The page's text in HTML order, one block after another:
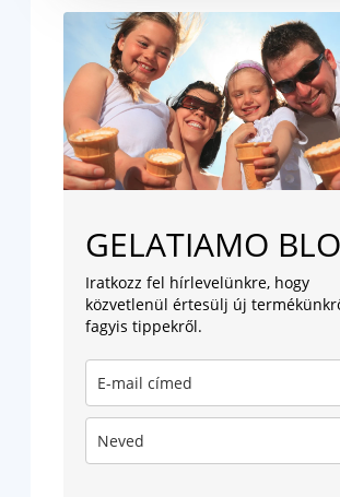
GELATIAMO
Iratkozz fel hírlevelünkre, hogy
közvetlenül értesülj új
fagyis tippekről.